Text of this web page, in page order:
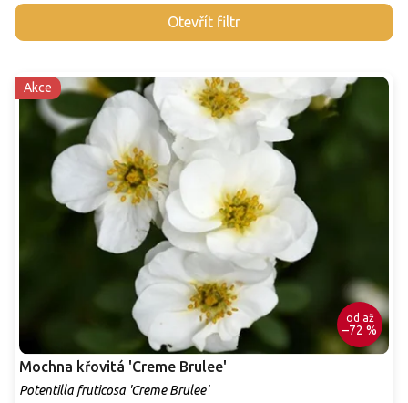
Otevřít filtr
V
ý
i
r
Akce
od až
–72 %
Mochna křovitá 'Creme Brulee'
Potentilla fruticosa 'Creme Brulee'